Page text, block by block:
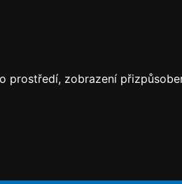
zobrazení